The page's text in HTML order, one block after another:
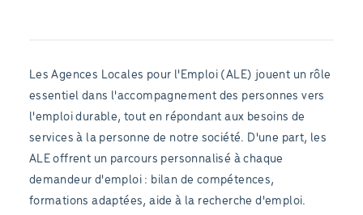
Les Agences Locales pour l'Emploi (ALE) jouent un rôle
essentiel dans l'accompagnement des personnes vers
l'emploi durable, tout en répondant aux besoins de
services à la personne de notre société. D'une part, les
ALE offrent un parcours personnalisé à chaque
demandeur d'emploi : bilan de compétences,
formations adaptées, aide à la recherche d'emploi.